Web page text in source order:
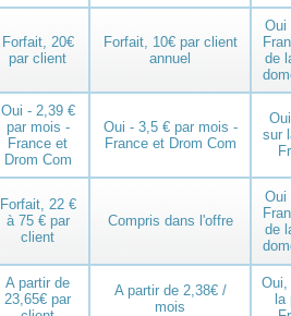
Forfait, 20€
par client
Forfait, 10€ par client
annuel
Oui
de
Oui - 2,39 €
par mois -
France et
Drom Com
Oui - 3,5 € par mois -
France et Drom Com
sur
Forfait, 22 €
à 75 € par
client
Compris dans l'offre
Oui
de
A partir de
23,65€ par
A partir de 2,38€ /
mois
Oui,
la